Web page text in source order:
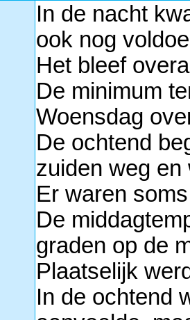
In de nacht
ook nog
Het bleef
De minimum
Woensdag
De ochtend
zuiden weg
Er waren
De
graden op de
Plaatselijk
In de ochtend